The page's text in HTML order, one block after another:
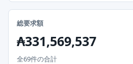
総要求額
₳331,569,537
全69件の合計